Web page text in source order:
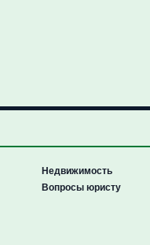
Недвижимость
Вопросы юристу